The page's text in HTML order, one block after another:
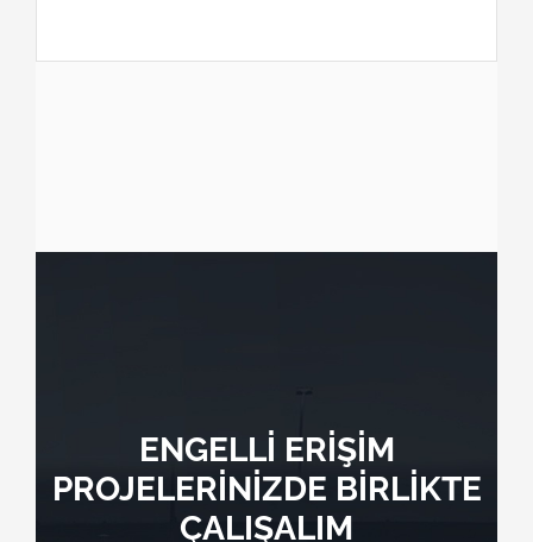
ENGELLİ ERİŞİM
PROJELERİNİZDE BİRLİKTE
ÇALIŞALIM